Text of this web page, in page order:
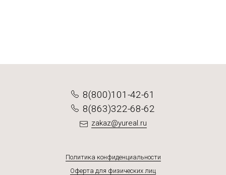
8(800)101-42-61
8(863)322-68-62
zakaz@yureal.ru
Политика конфиденциальности
Оферта для физических лиц